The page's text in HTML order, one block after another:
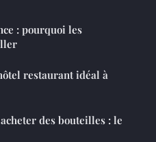
: pourquoi les
restaurant idéal à
des bouteilles : le